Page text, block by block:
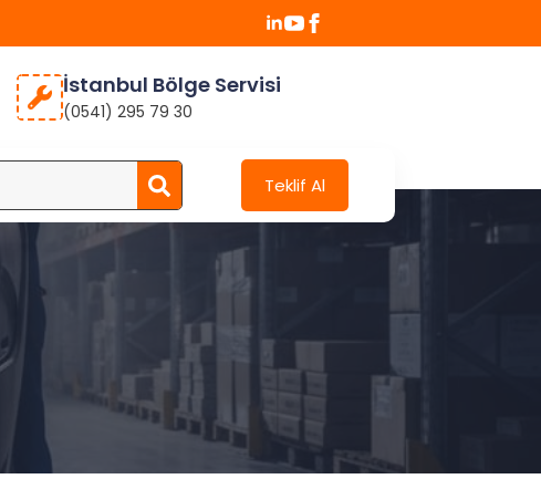
İstanbul Bölge Servisi
(0541) 295 79 30
Search
Teklif Al